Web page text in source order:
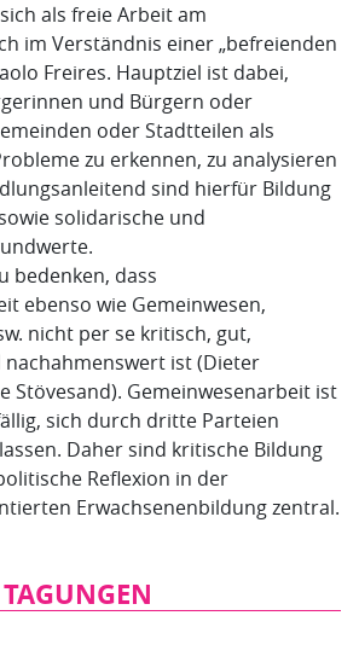
als freie Arbeit am
im Verständnis einer „befreienden
Freires. Hauptziel ist dabei,
und Bürgern oder
oder Stadtteilen als
zu erkennen, zu analysieren
sind hierfür Bildung
solidarische und
bedenken, dass
ebenso wie Gemeinwesen,
nicht per se kritisch, gut,
ist (Dieter
Stövesand). Gemeinwesenarbeit ist
sich durch dritte Parteien
Daher sind kritische Bildung
Reflexion in der
Erwachsenenbildung zentral.